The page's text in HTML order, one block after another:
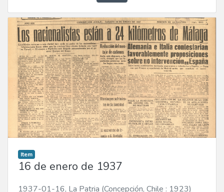
Item
16 de enero de 1937
1937-01-16, La Patria (Concepción, Chile : 1923)